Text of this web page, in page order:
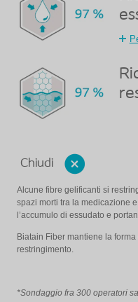
Chiudi
Alcune fibre gelificanti si
spazi morti tra la medicazione
l’accumulo di essudato e
Biatain Fiber mantiene la
restringimento.
*Sondaggio fra 300 operatori